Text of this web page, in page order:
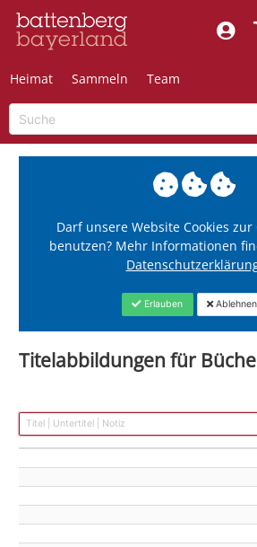
Heimat Sammeln Team
Darf unsere Website Cookies
benutzen? Mehr Informationen
Erlauben Ablehnen
Titelabbildungen für